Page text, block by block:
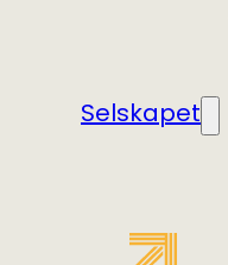
Selskapet